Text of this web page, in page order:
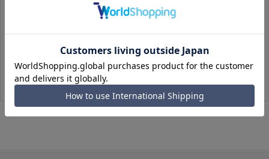
また、ゲスト購入後の会員情報統合・ポイントの付与は、対応
※購入履歴の確認、領収書の発行、キャンセル手続きはご利用
いただけません。